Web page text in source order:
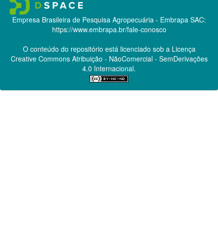
Empresa Brasileira de Pesquisa Agropecuária - Embrapa SAC:
https://www.embrapa.br/fale-conosco
O conteúdo do repositório está licenciado sob a Licença
Creative CommonsAtribuição - NãoComercial - SemDerivações
4.0 Internacional.